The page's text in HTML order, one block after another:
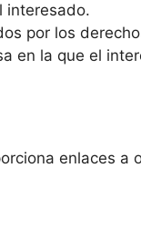
interesado.
por los
en la que el
enlaces